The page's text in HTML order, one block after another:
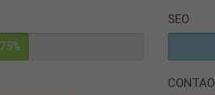
75%
SEO
CONTAO